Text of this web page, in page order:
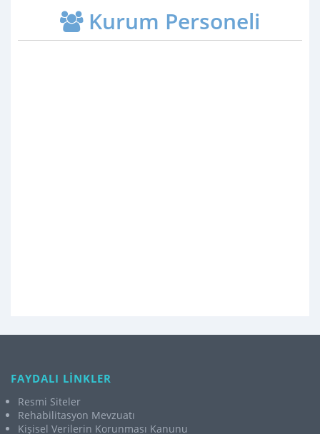
Kurum Personeli
FAYDALI LİNKLER
Resmi Siteler
Rehabilitasyon Mevzuatı
Kişisel Verilerin Korunması Kanunu